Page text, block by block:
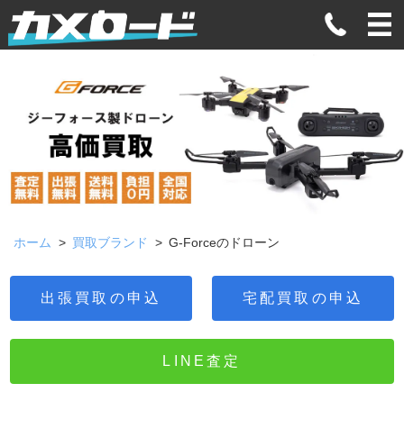
ホーム 買取ブランド G-Forceのドローン
出張買取の申込 宅配買取の申込
LINE査定